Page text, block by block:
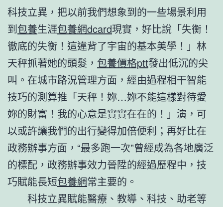
科技立異，把以前我們想象到的一些場景利用
到包養生涯包養網dcard現實，好比說「失衡！
徹底的失衡！這違背了宇宙的基本美學！」林
天秤抓著她的頭髮， 包養價格ptt發出低沉的尖
叫。在城市路況管理方面，經由過程相干智能
技巧的測算推「天秤！妳…妳不能這樣對待愛
妳的財富！我的心意是實實在在的！」演，可
以或許讓我們的出行變得加倍便利；再好比在
政務辦事方面，“最多跑一次”曾經成為各地廣泛
的標配，政務辦事效力晉陞的經過歷程中，技
巧賦能長短包養網常主要的。
科技立異賦能醫療、教導、科技、助老等